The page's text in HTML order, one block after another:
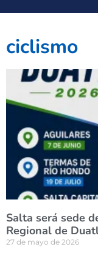
ciclismo
Salta será sede
Regional de
27 de mayo de 2026